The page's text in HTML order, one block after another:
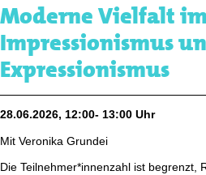
Moderne Vielfalt im
Impressionismus
Expressionismus
28.06.2026, 12:00- 13:00 Uhr
Mit Veronika Grundei
Die Teilnehmer*innenzahl ist begrenzt,